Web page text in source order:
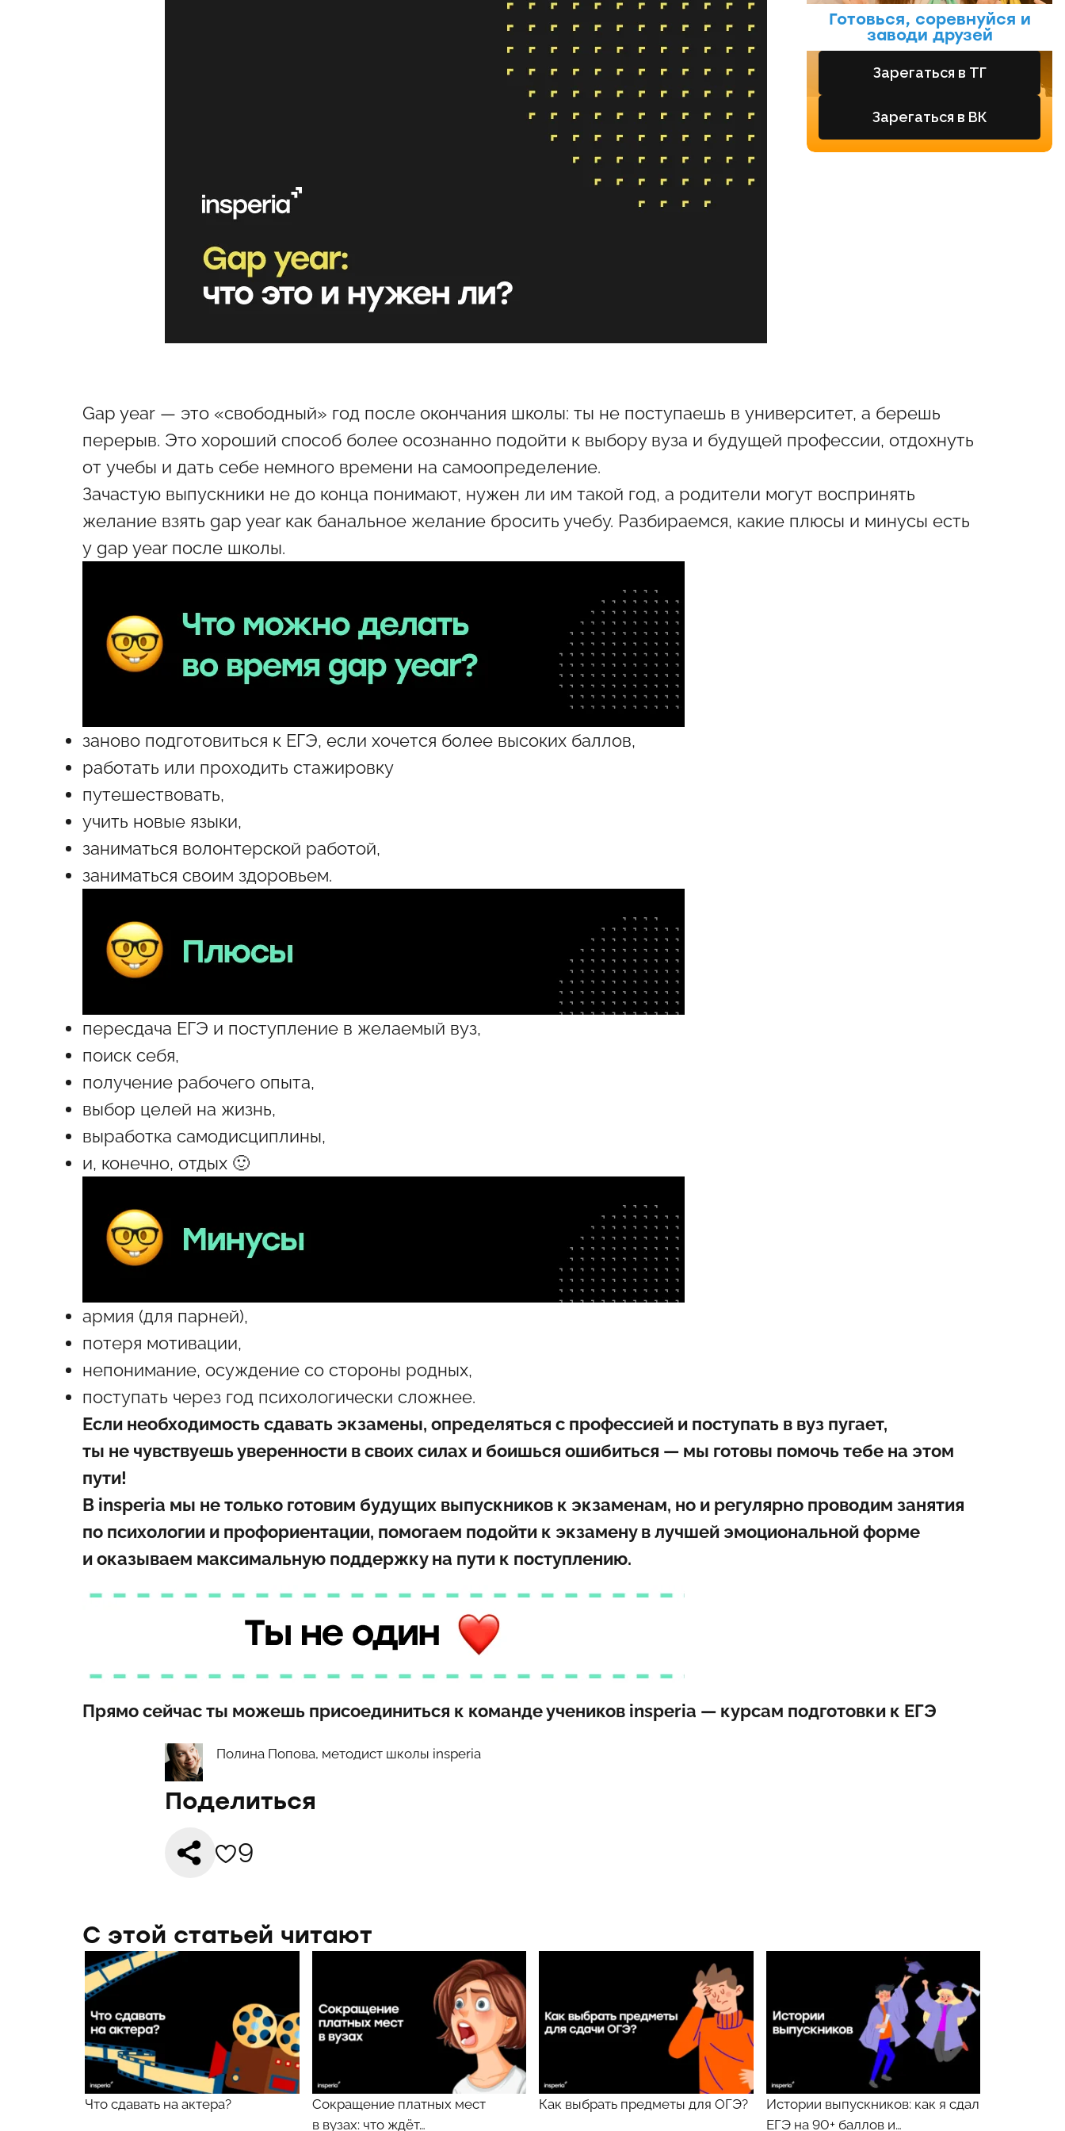
Gap year — это «свободный» год после окончания школы: ты не поступаешь в университет, а берешь
перерыв. Это хороший способ более осознанно подойти к выбору вуза и будущей профессии, отдохнуть
от учебы и дать себе немного времени на самоопределение.
Зачастую выпускники не до конца понимают, нужен ли им такой год, а родители могут воспринять
желание взять gap year как банальное желание бросить учебу. Разбираемся, какие плюсы и минусы есть
у gap year после школы.
заново подготовиться к ЕГЭ, если хочется более высоких баллов,
работать или проходить стажировку
путешествовать,
учить новые языки,
заниматься волонтерской работой,
заниматься своим здоровьем.
пересдача ЕГЭ и поступление в желаемый вуз,
поиск себя,
получение рабочего опыта,
выбор целей на жизнь,
выработка самодисциплины,
и, конечно, отдых 🙂
армия (для парней),
потеря мотивации,
непонимание, осуждение со стороны родных,
поступать через год психологически сложнее.
Если необходимость сдавать экзамены, определяться с профессией и поступать в вуз пугает,
ты не чувствуешь уверенности в своих силах и боишься ошибиться — мы готовы помочь тебе на этом
пути!
В insperia мы не только готовим будущих выпускников к экзаменам, но и регулярно проводим занятия
по психологии и профориентации, помогаем подойти к экзамену в лучшей эмоциональной форме
и оказываем максимальную поддержку на пути к поступлению.
Прямо сейчас ты можешь присоединиться к команде учеников insperia — курсам подготовки к ЕГЭ
Полина Попова, методист школы insperia
Поделиться
9
Готовься, соревнуйся и
заводи друзей
Зарегаться в ТГ
Зарегаться в ВК
С этой статьей читают
Что сдавать на актера?
Сокращение платных мест
в вузах: что ждёт…
Как выбрать предметы для ОГЭ?
Истории выпускников: как я сдал
ЕГЭ на 90+ баллов и…